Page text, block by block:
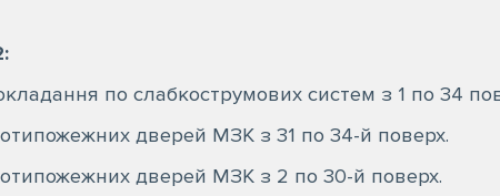
по слабкострумових систем з 1 по 34
дверей МЗК з 31 по 34-й поверх.
дверей МЗК з 2 по 30-й поверх.